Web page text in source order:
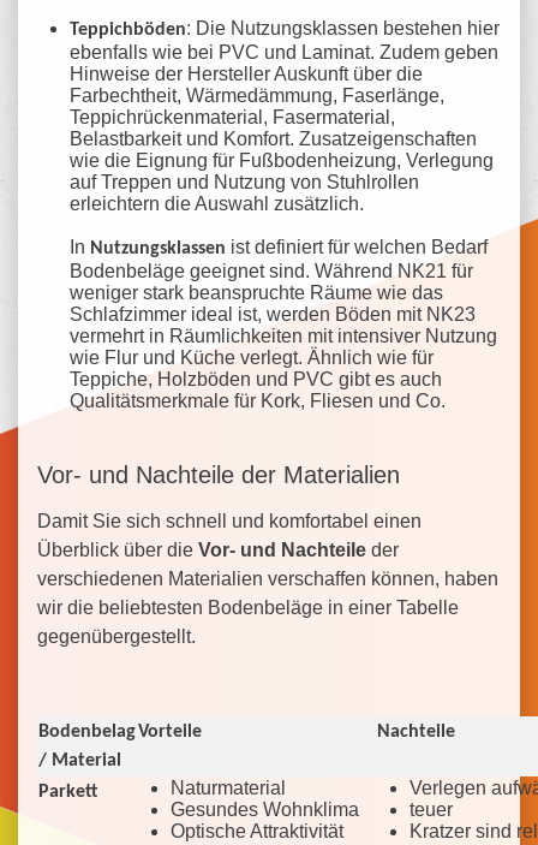
Teppichböden: Die Nutzungsklassen bestehen hier
ebenfalls wie bei PVC und Laminat. Zudem geben
Hinweise der Hersteller Auskunft über die
Farbechtheit, Wärmedämmung, Faserlänge,
Teppichrückenmaterial, Fasermaterial,
Belastbarkeit und Komfort. Zusatzeigenschaften
wie die Eignung für Fußbodenheizung, Verlegung
auf Treppen und Nutzung von Stuhlrollen
erleichtern die Auswahl zusätzlich.
In Nutzungsklassen ist definiert für welchen Bedarf
Bodenbeläge geeignet sind. Während NK21 für
weniger stark beanspruchte Räume wie das
Schlafzimmer ideal ist, werden Böden mit NK23
vermehrt in Räumlichkeiten mit intensiver Nutzung
wie Flur und Küche verlegt. Ähnlich wie für
Teppiche, Holzböden und PVC gibt es auch
Qualitätsmerkmale für Kork, Fliesen und Co.
Vor- und Nachteile der Materialien
Damit Sie sich schnell und komfortabel einen
Überblick über die Vor- und Nachteile der
verschiedenen Materialien verschaffen können, haben
wir die beliebtesten Bodenbeläge in einer Tabelle
gegenübergestellt.
Bodenbelag
/ Material
Vorteile Nachteile
Parkett
Naturmaterial
Gesundes Wohnklima
Optische Attraktivität
Verlegen
teuer
Kratzer sind